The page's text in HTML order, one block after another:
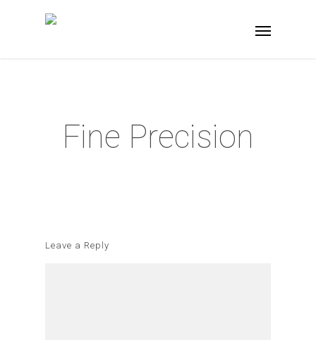
Fine Precision
Leave a Reply